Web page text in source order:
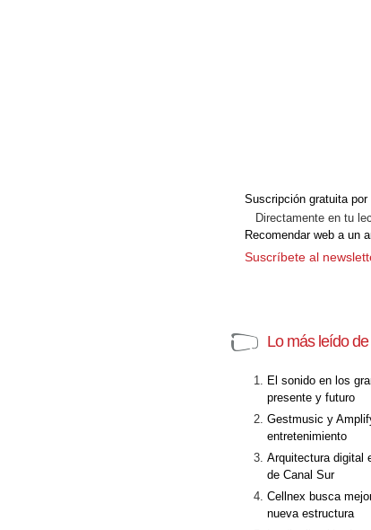
Suscripción gratuita por
Directamente en tu
Recomendar web a un
Suscríbete al
Lo más leído
El sonido en los
presente y futuro
Gestmusic y
entretenimiento
Arquitectura digital
de Canal Sur
Cellnex busca
nueva estructura